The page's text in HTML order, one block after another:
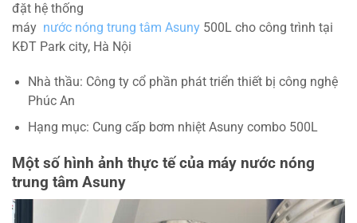
đặt hệ thống
máy nước nóng trung tâm Asuny 500L cho công trình tại
KĐT Park city, Hà Nội
Nhà thầu: Công ty cổ phần phát triển thiết bị công nghệ
Phúc An
Hạng mục: Cung cấp bơm nhiệt Asuny combo 500L
Một số hình ảnh thực tế của máy nước nóng
trung tâm Asuny